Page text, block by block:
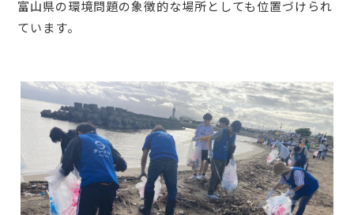
富山県の環境問題の象徴的な場所としても位置づけられ
ています。